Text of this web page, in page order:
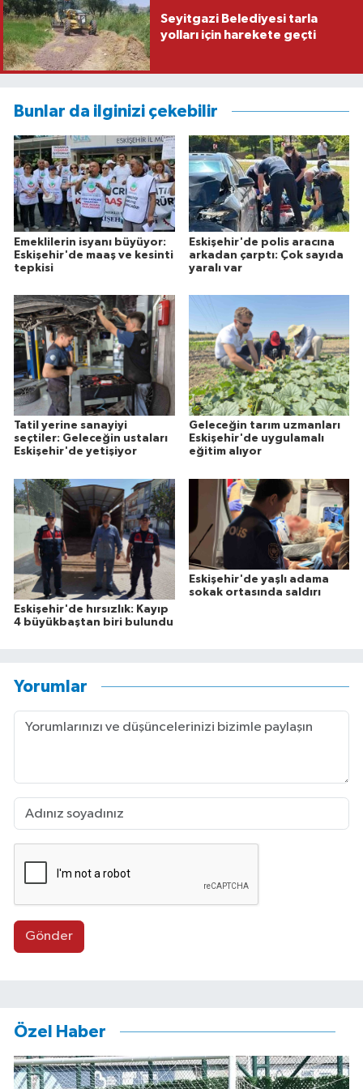
Seyitgazi Belediyesi tarla
yolları için harekete geçti
Bunlar da ilginizi çekebilir
Emeklilerin isyanı büyüyor:
Eskişehir'de maaş ve kesinti
tepkisi
Eskişehir'de polis aracına
arkadan çarptı: Çok sayıda
yaralı var
Tatil yerine sanayiyi
seçtiler: Geleceğin ustaları
Eskişehir'de yetişiyor
Geleceğin tarım uzmanları
Eskişehir'de uygulamalı
eğitim alıyor
Eskişehir'de hırsızlık: Kayıp
4 büyükbaştan biri bulundu
Eskişehir'de yaşlı adama
sokak ortasında saldırı
Yorumlar
Gönder
Özel Haber